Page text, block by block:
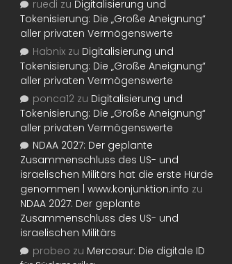
ruedi zu Digitalisierung und
Tokenisierung: Die „Große Aneignung“
aller privaten Vermögenswerte
Habnix zu Digitalisierung und
Tokenisierung: Die „Große Aneignung“
aller privaten Vermögenswerte
ponca12 zu Digitalisierung und
Tokenisierung: Die „Große Aneignung“
aller privaten Vermögenswerte
NDAA 2027: Der geplante
Zusammenschluss des US- und
israelischen Militärs hat die erste Hürde
genommen | www.konjunktion.info zu
NDAA 2027: Der geplante
Zusammenschluss des US- und
israelischen Militärs
probeo zu Mercosur: Die digitale ID